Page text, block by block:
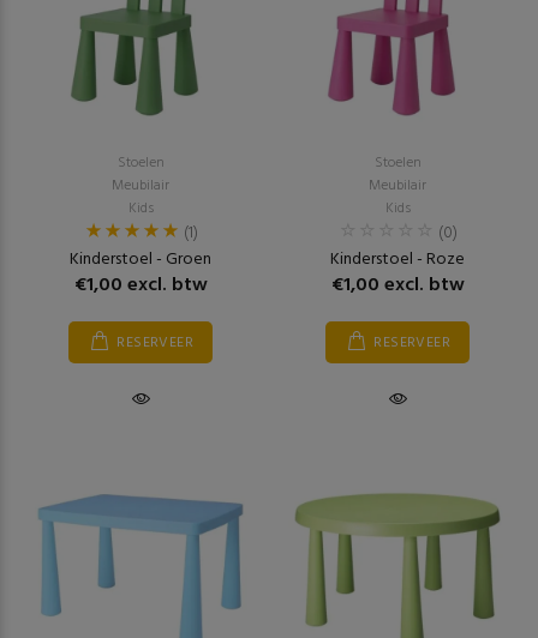
Stoelen
Meubilair
Kids
(1)
Kinderstoel - Groen
€1,00 excl. btw
RESERVEER
Stoelen
Meubilair
Kids
(0)
Kinderstoel - Roze
€1,00 excl. btw
RESERVEER